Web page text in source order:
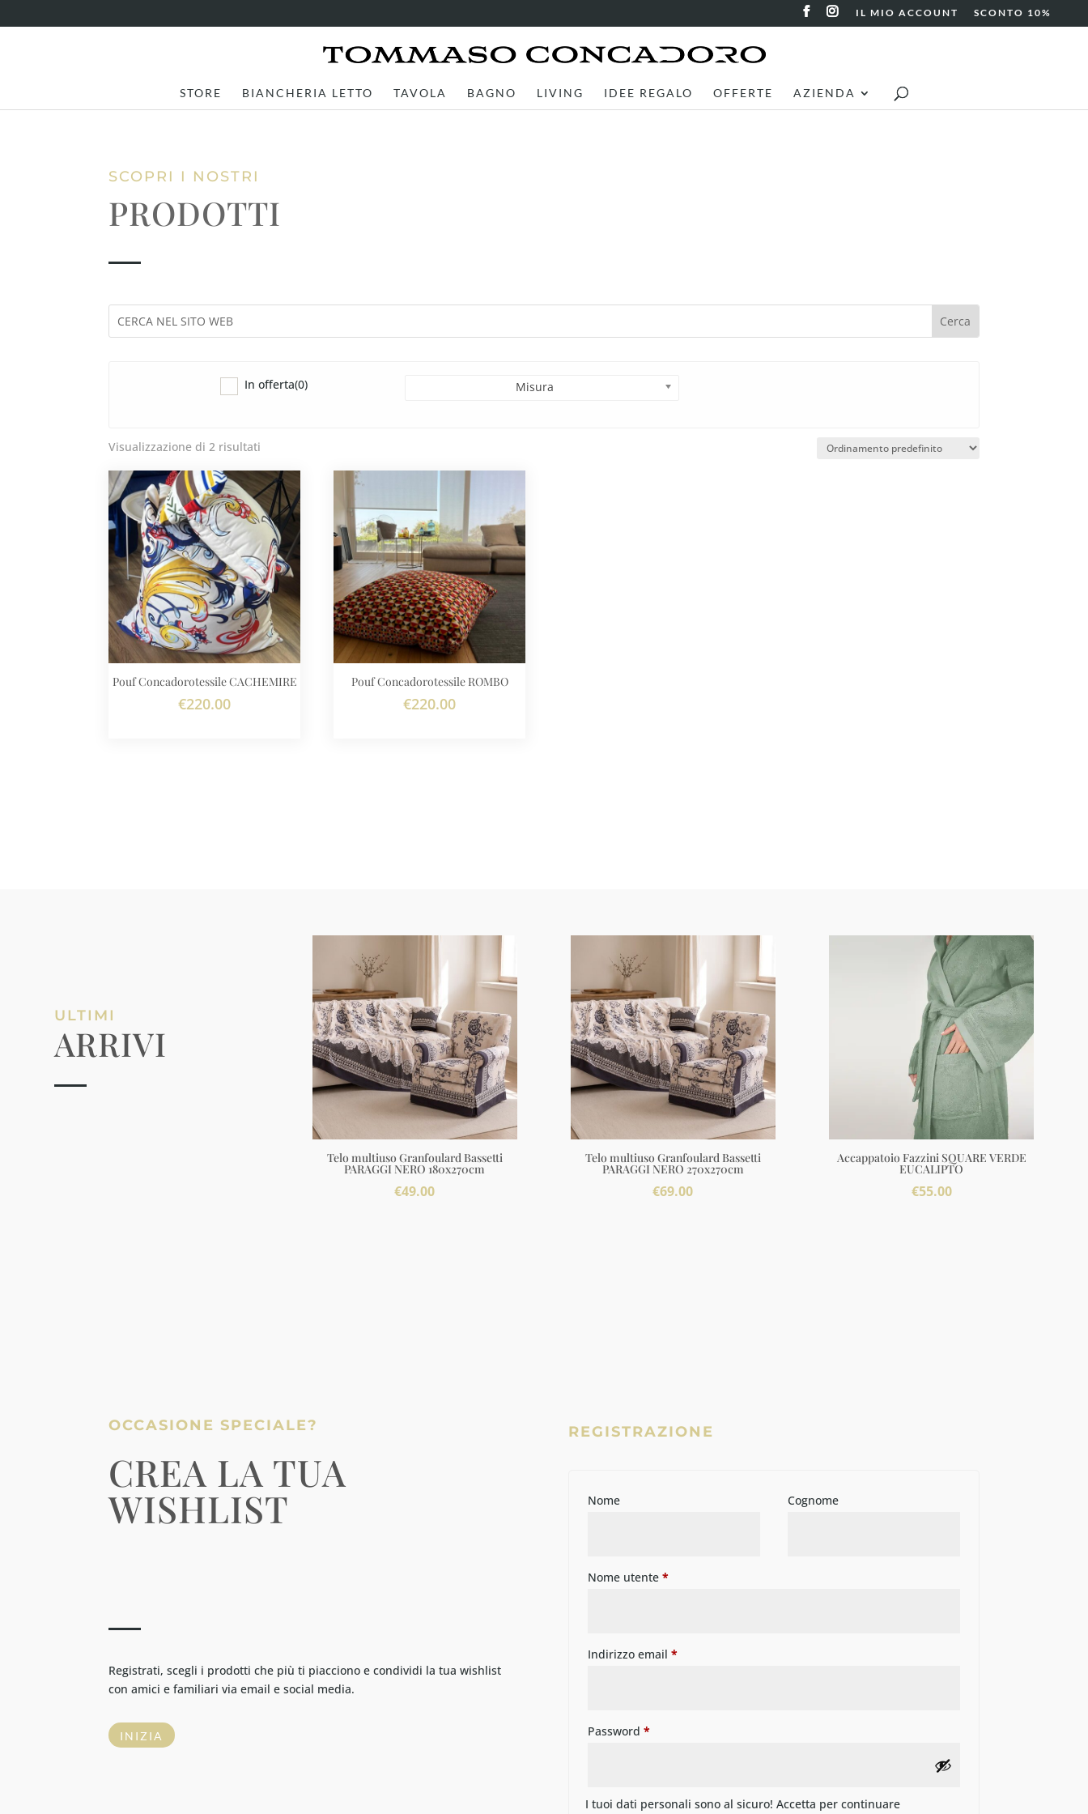
IL MIO ACCOUNT SCONTO 10%
STORE BIANCHERIA LETTO TAVOLA BAGNO LIVING IDEE REGALO OFFERTE AZIENDA
SCOPRI I NOSTRI
PRODOTTI
In offerta(0) Misura
Visualizzazione di 2 risultati
Pouf Concadorotessile CACHEMIRE
€220.00
Pouf Concadorotessile ROMBO
€220.00
ULTIMI
ARRIVI
Telo multiuso Granfoulard Bassetti
PARAGGI NERO 180x270cm
€49.00
Telo multiuso Granfoulard Bassetti
PARAGGI NERO 270x270cm
€69.00
Accappatoio Fazzini SQUARE VERDE
EUCALIPTO
€55.00
OCCASIONE SPECIALE?
CREA LA TUA
WISHLIST
Registrati, scegli i prodotti che più ti piacciono e condividi la tua wishlist
con amici e familiari via email e social media.
INIZIA
REGISTRAZIONE
Nome Cognome
Nome utente *
Indirizzo email *
Password *
I tuoi dati personali sono al sicuro! Accetta per continuare